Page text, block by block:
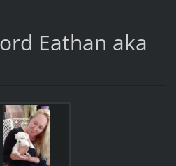
Eathan aka